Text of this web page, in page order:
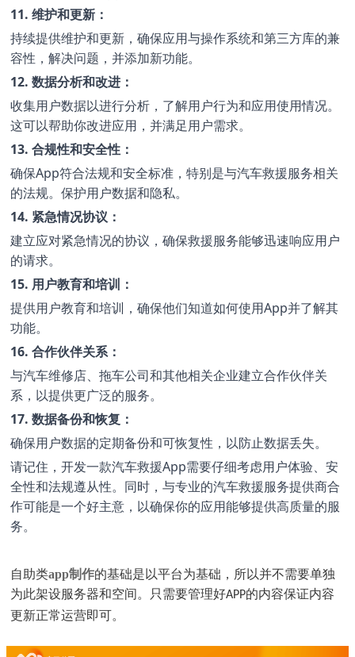
11. 维护和更新：
持续提供维护和更新，确保应用与操作系统和第三方库的兼
容性，解决问题，并添加新功能。
12. 数据分析和改进：
收集用户数据以进行分析，了解用户行为和应用使用情况。
这可以帮助你改进应用，并满足用户需求。
13. 合规性和安全性：
确保App符合法规和安全标准，特别是与汽车救援服务相关
的法规。保护用户数据和隐私。
14. 紧急情况协议：
建立应对紧急情况的协议，确保救援服务能够迅速响应用户
的请求。
15. 用户教育和培训：
提供用户教育和培训，确保他们知道如何使用App并了解其
功能。
16. 合作伙伴关系：
与汽车维修店、拖车公司和其他相关企业建立合作伙伴关
系，以提供更广泛的服务。
17. 数据备份和恢复：
确保用户数据的定期备份和可恢复性，以防止数据丢失。
请记住，开发一款汽车救援App需要仔细考虑用户体验、安
全性和法规遵从性。同时，与专业的汽车救援服务提供商合
作可能是一个好主意，以确保你的应用能够提供高质量的服
务。
自助类app制作的基础是以平台为基础，所以并不需要单独
为此架设服务器和空间。只需要管理好APP的内容保证内容
更新正常运营即可。